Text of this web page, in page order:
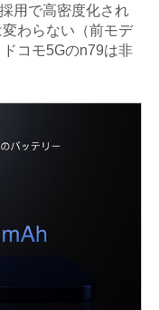
用で高密度化され
わらない（前モデ
コモ5Gのn79は非